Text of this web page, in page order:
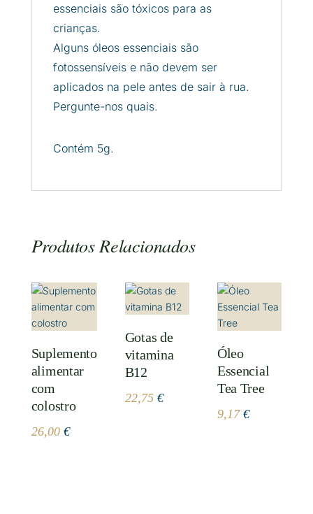
essenciais são tóxicos para as
crianças.
Alguns óleos essenciais são
fotossensíveis e não devem ser
aplicados na pele antes de sair à rua.
Pergunte-nos quais.
Contém 5g.
Produtos Relacionados
Suplemento
alimentar
com
colostro
26,00 €
Gotas de
vitamina
B12
22,75 €
Óleo
Essencial
Tea Tree
9,17 €